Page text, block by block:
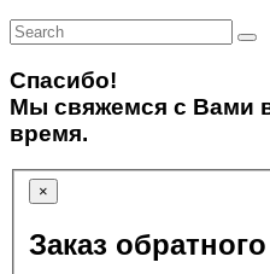
Спасибо!
Мы свяжемся с Вами
время.
×
Заказ